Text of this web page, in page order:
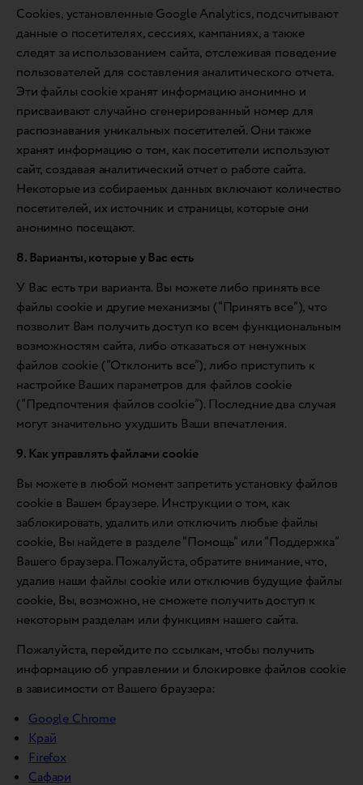
Cookies, установленные Google Analytics, подсчитывают
данные о посетителях, сессиях, кампаниях, а также
следят за использованием сайта, отслеживая поведение
пользователей для составления аналитического отчета.
Эти файлы cookie хранят информацию анонимно и
присваивают случайно сгенерированный номер для
распознавания уникальных посетителей. Они также
хранят информацию о том, как посетители используют
сайт, создавая аналитический отчет о работе сайта.
Некоторые из собираемых данных включают количество
посетителей, их источник и страницы, которые они
анонимно посещают.
8. Варианты, которые у Вас есть
У Вас есть три варианта. Вы можете либо принять все
файлы cookie и другие механизмы (“Принять все”), что
позволит Вам получить доступ ко всем функциональным
возможностям сайта, либо отказаться от ненужных
файлов cookie (“Отклонить все”), либо приступить к
настройке Ваших параметров для файлов cookie
(“Предпочтения файлов cookie”). Последние два случая
могут значительно ухудшить Ваши впечатления.
9. Как управлять файлами cookie
Вы можете в любой момент запретить установку файлов
cookie в Вашем браузере. Инструкции о том, как
заблокировать, удалить или отключить любые файлы
cookie, Вы найдете в разделе “Помощь” или “Поддержка”
Вашего браузера. Пожалуйста, обратите внимание, что,
удалив наши файлы cookie или отключив будущие файлы
cookie, Вы, возможно, не сможете получить доступ к
некоторым разделам или функциям нашего сайта.
Пожалуйста, перейдите по ссылкам, чтобы получить
информацию об управлении и блокировке файлов cookie
в зависимости от Вашего браузера:
Google Chrome
Край
Firefox
Сафари